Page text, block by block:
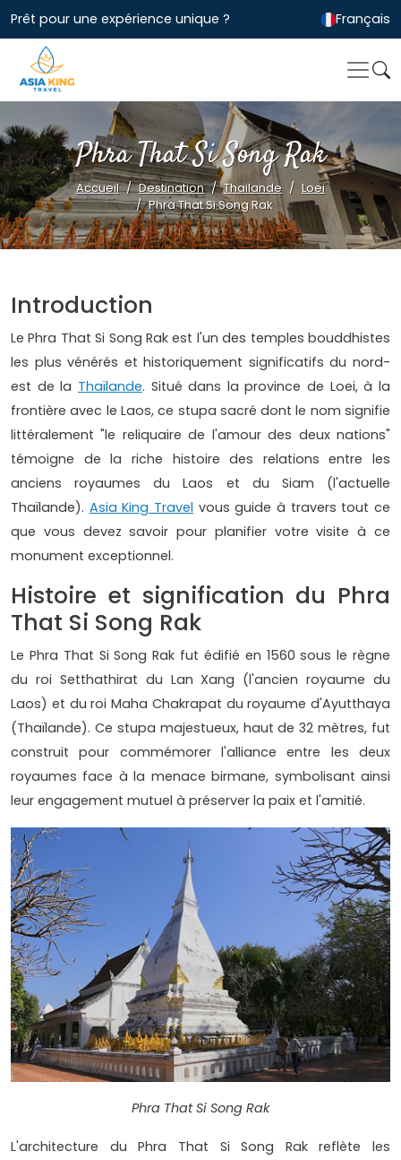
Prêt pour une expérience unique ? Français
Phra That Si Song Rak
Accueil Destination Thailande
Loei
Phra That Si Song Rak
Introduction
Le Phra That Si Song Rak est l'un des temples bouddhistes
les plus vénérés et historiquement significatifs du nord-
est de la Thaïlande. Situé dans la province de Loei, à la
frontière avec le Laos, ce stupa sacré dont le nom signifie
littéralement "le reliquaire de l'amour des deux nations"
témoigne de la riche histoire des relations entre les
anciens royaumes du Laos et du Siam (l'actuelle
Thaïlande). Asia King Travel vous guide à travers tout ce
que vous devez savoir pour planifier votre visite à ce
monument exceptionnel.
Histoire et signification du Phra
That Si Song Rak
Le Phra That Si Song Rak fut édifié en 1560 sous le règne
du roi Setthathirat du Lan Xang (l'ancien royaume du
Laos) et du roi Maha Chakrapat du royaume d'Ayutthaya
(Thaïlande). Ce stupa majestueux, haut de 32 mètres, fut
construit pour commémorer l'alliance entre les deux
royaumes face à la menace birmane, symbolisant ainsi
leur engagement mutuel à préserver la paix et l'amitié.
Phra That Si Song Rak
L'architecture du Phra That Si Song Rak reflète les